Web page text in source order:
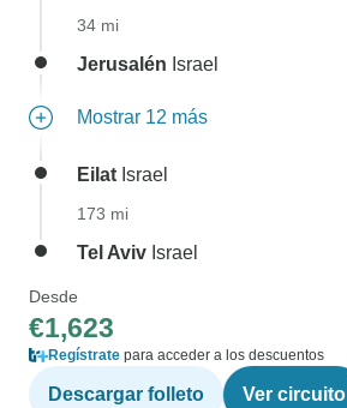
34 mi
Jerusalén Israel
Mostrar 12 más
Eilat Israel
173 mi
Tel Aviv Israel
Desde
€1,623
Regístrate para acceder a los descuentos
Descargar folleto Ver circuito